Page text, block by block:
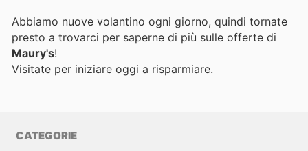
Abbiamo nuove volantino ogni giorno, quindi tornate
presto a trovarci per saperne di più sulle offerte di
Maury's!
Visitate per iniziare oggi a risparmiare.
CATEGORIE